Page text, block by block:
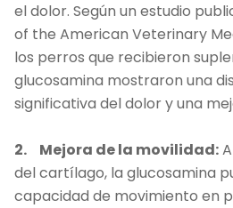
el dolor. Según un estudio
of the American Veterinary
los perros que recibieron
glucosamina mostraron una
significativa del dolor y una
2. Mejora de la movilidad:
del cartílago, la glucosamina
capacidad de movimiento en